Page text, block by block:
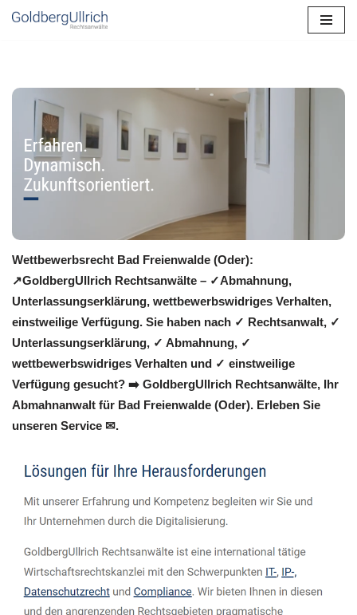
Wettbewerbsrecht Bad Freienwalde (Oder):
↗GoldbergUllrich Rechtsanwälte – ✓Abmahnung,
Unterlassungserklärung, wettbewerbswidriges Verhalten,
einstweilige Verfügung. Sie haben nach ✓ Rechtsanwalt, ✓
Unterlassungserklärung, ✓ Abmahnung, ✓
wettbewerbswidriges Verhalten und ✓ einstweilige
Verfügung gesucht? ➡️ GoldbergUllrich Rechtsanwälte, Ihr
Abmahnanwalt für Bad Freienwalde (Oder). Erleben Sie
unseren Service ✉.